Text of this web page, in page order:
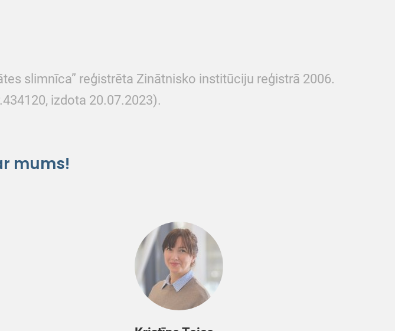
slimnīca” reģistrēta Zinātnisko institūciju reģistrā 2006.
izdota 20.07.2023).
mums!